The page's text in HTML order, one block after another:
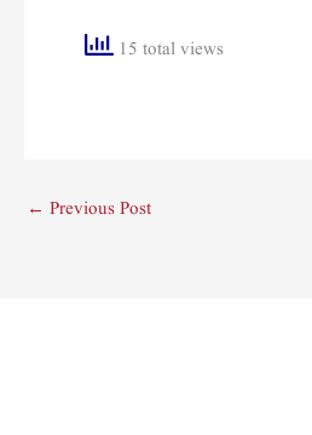
15 total views
← Previous Post